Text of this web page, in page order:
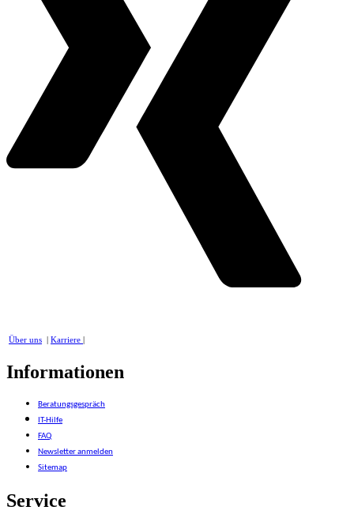
Über uns | Karriere |
Informationen
Beratungsgespräch
IT-Hilfe
FAQ
Newsletter anmelden
Sitemap
Service